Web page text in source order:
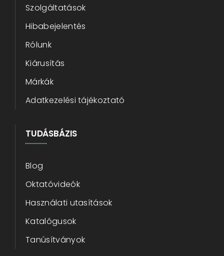
Szolgáltatások
Hibabejelentés
Rólunk
Kiárusítás
Márkák
Adatkezelési tájékoztató
TUDÁSBÁZIS
Blog
Oktatóvideók
Használati utasítások
Katalógusok
Tanúsítványok